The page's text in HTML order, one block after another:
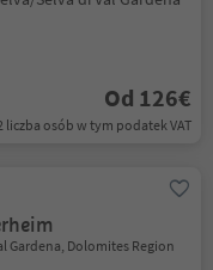
Od 126€
liczba osób w tym podatek VAT
Gardena, Dolomites Region